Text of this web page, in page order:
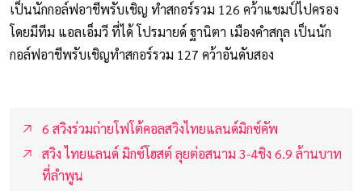
เป็นนักกอล์ฟอาชีพรับเชิญ ทำสกอร์รวม 126 คว้าแชมป์ไปครอง
โดยมีทีม แอลเอ็มวี ที่ได้ โปรมายด์ ฐานิตา เมืองคำสกุล เป็นนัก
กอล์ฟอาชีพรับเชิญทำสกอร์รวม 127 คว้าอันดับสอง
6 สวิงร่วมถ่ายโฟโต้คอลสวิงไทยแลนด์มิกซ์คัพ
สวิง ไทยแลนด์ มิกซ์โฮสต์ ลุยต่อสนาม 3-4ชิง 6.9 ล้านบาท
ที่ลำพูน